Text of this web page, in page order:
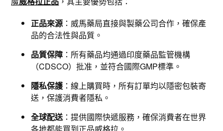
正品來源 ：威馬藥局直接與製藥公司合作，確保產
品的合法性與品質。
品質保障 ：所有藥品均通過印度藥品監管機構
（CDSCO）批准，並符合國際GMP標準。
隱私保護 ：線上購買時，所有訂單均以隱密包裝寄
送，保護消費者隱私。
全球配送：提供國際快遞服務，確保消費者在世界